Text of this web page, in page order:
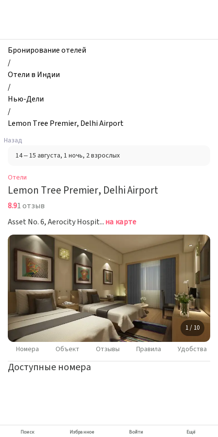
Lemon
Tree
Premier,
Delhi
Airport,
Нью-
Дели,
Индия
Бронирование отелей
/
Отели в Индии
/
Нью-Дели
/
Lemon Tree Premier, Delhi Airport
Назад
14 – 15 августа, 1 ночь, 2 взрослых
Отели
Lemon Tree Premier, Delhi Airport
8.91 отзыв
Asset No. 6, Aerocity Hospitality District,IGI Airport, Нью-Делина карте
1 / 10
Номера Объект Отзывы Правила Удобства
Доступные номера
Поиск Избранное Войти Ещё